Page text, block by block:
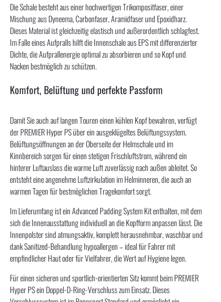
Die Schale besteht aus einer hochwertigen Trikompositfaser, einer
Mischung aus Dyneema, Carbonfaser, Aramidfaser und Epoxidharz.
Dieses Material ist gleichzeitig elastisch und außerordentlich schlagfest.
Im Falle eines Aufpralls hilft die Innenschale aus EPS mit differenzierter
Dichte, die Aufprallenergie optimal zu absorbieren und so Kopf und
Nacken bestmöglich zu schützen.
Komfort, Belüftung und perfekte Passform
Damit Sie auch auf langen Touren einen kühlen Kopf bewahren, verfügt
der PREMIER Hyper PS über ein ausgeklügeltes Belüftungssystem.
Belüftungsöffnungen an der Oberseite der Helmschale und im
Kinnbereich sorgen für einen stetigen Frischluftstrom, während ein
hinterer Luftauslass die warme Luft zuverlässig nach außen ableitet. So
entsteht eine angenehme Luftzirkulation im Helminneren, die auch an
warmen Tagen für bestmöglichen Tragekomfort sorgt.
Im Lieferumfang ist ein Advanced Padding System Kit enthalten, mit dem
sich die Innenausstattung individuell an die Kopfform anpassen lässt. Die
Innenpolster sind atmungsaktiv, komplett herausnehmbar, waschbar und
dank Sanitized-Behandlung hypoallergen – ideal für Fahrer mit
empfindlicher Haut oder für Vielfahrer, die Wert auf Hygiene legen.
Für einen sicheren und sportlich-orientierten Sitz kommt beim PREMIER
Hyper PS ein Doppel-D-Ring-Verschluss zum Einsatz. Dieses